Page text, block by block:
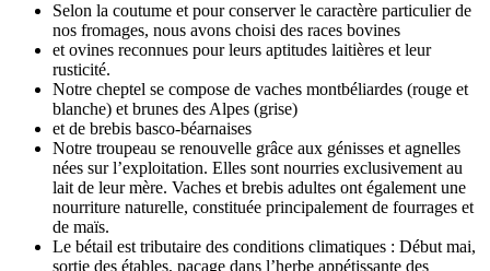
Selon la coutume et pour conserver le caractère particulier de
nos fromages, nous avons choisi des races bovines
et ovines reconnues pour leurs aptitudes laitières et leur
rusticité.
Notre cheptel se compose de vaches montbéliardes (rouge et
blanche) et brunes des Alpes (grise)
et de brebis basco-béarnaises
Notre troupeau se renouvelle grâce aux génisses et agnelles
nées sur l’exploitation. Elles sont nourries exclusivement au
lait de leur mère. Vaches et brebis adultes ont également une
nourriture naturelle, constituée principalement de fourrages et
de maïs.
Le bétail est tributaire des conditions climatiques : Début mai,
sortie des étables, pacage dans l’herbe appétissante des